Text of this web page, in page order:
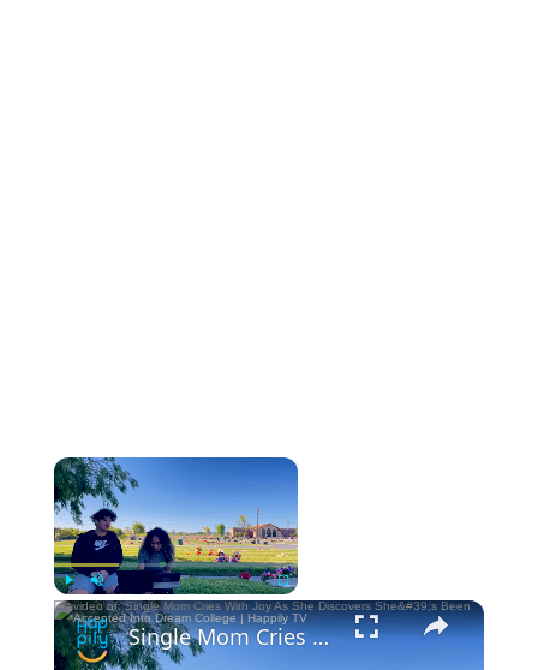
Play Unmute Fullscreen
Now Playing
Single Mom Cries With Joy As She Discovers She's Been Accepted Into Dream College | Happily TV